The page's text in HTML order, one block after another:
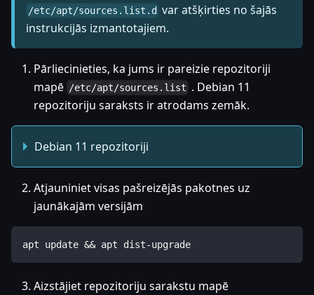
/etc/apt/sources.list.d var atšķirties no šajās
instrukcijās izmantotajiem.
Pārliecinieties, ka jums ir pareizie repozitoriji
mapē /etc/apt/sources.list . Debian 11
repozitoriju saraksts ir atrodams zemāk.
Debian 11 repozitoriji
Atjauniniet visas pašreizējās pakotnes uz
jaunākajām versijām
apt update && apt dist-upgrade
Aizstājiet repozitoriju sarakstu mapē